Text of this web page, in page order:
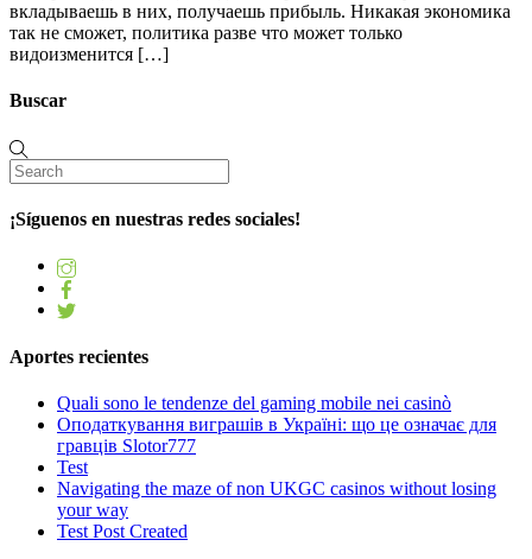
вкладываешь в них, получаешь прибыль. Никакая экономика
так не сможет, политика разве что может только
видоизменится […]
Buscar
¡Síguenos en nuestras redes sociales!
Aportes recientes
Quali sono le tendenze del gaming mobile nei casinò
Оподаткування виграшів в Україні: що це означає для
гравців Slotor777
Test
Navigating the maze of non UKGC casinos without losing
your way
Test Post Created